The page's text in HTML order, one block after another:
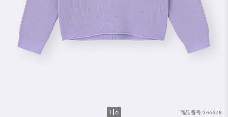
商品番号:356378
1 6